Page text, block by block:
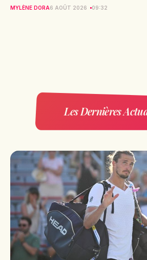
MYLÈNE DORA6 AOÛT 2026 09:32
Les Dernières